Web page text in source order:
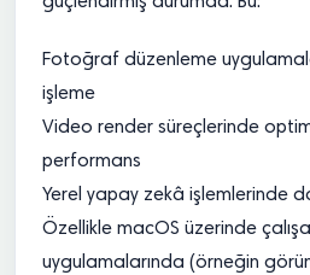
Fotoğraf düzenleme
işleme
Video render süreçlerinde
performans
Yerel yapay zekâ işlemlerinde
Özellikle macOS üzerinde
uygulamalarında (örneğin